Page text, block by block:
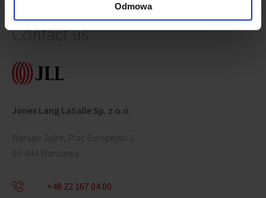
Odmowa
Contact us
Jones Lang LaSalle Sp. z o.o.
Warsaw Spire, Plac Europejski 1
00-844 Warszawa
+48 22 167 04 00